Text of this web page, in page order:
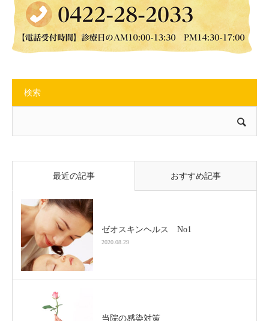
検索
最近の記事 おすすめ記事
ゼオスキンヘルス No1
2020.08.29
当院の感染対策